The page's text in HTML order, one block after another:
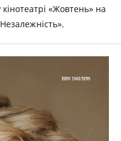
«Жовтень» на